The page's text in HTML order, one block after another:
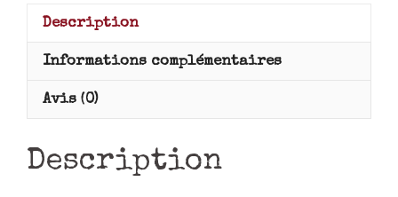
Description
Informations complémentaires
Avis (0)
Description